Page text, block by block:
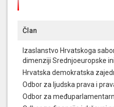
Član
Izaslanstvo Hrvatskoga
dimenziji Srednjoeuropske
Hrvatska demokratska
Odbor za ljudska prava i
Odbor za